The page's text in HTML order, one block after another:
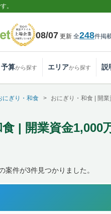
。
08/07 更新 全248件掲
予算から探す エリアから探す 説
にぎり・和食 おにぎり・和食 | 開
| 開業資金1,000
案件が3件見つかりました。